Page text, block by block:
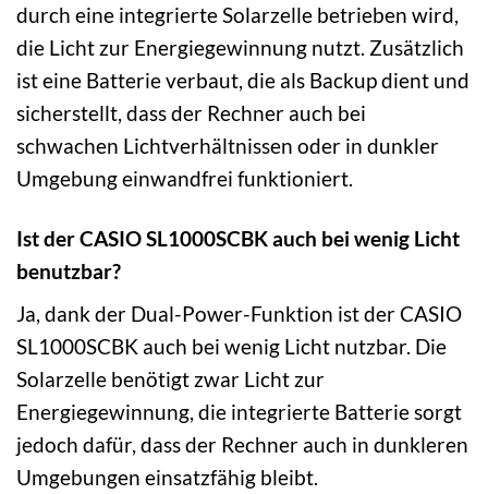
durch eine integrierte Solarzelle betrieben wird,
die Licht zur Energiegewinnung nutzt. Zusätzlich
ist eine Batterie verbaut, die als Backup dient und
sicherstellt, dass der Rechner auch bei
schwachen Lichtverhältnissen oder in dunkler
Umgebung einwandfrei funktioniert.
Ist der CASIO SL1000SCBK auch bei wenig Licht
benutzbar?
Ja, dank der Dual-Power-Funktion ist der CASIO
SL1000SCBK auch bei wenig Licht nutzbar. Die
Solarzelle benötigt zwar Licht zur
Energiegewinnung, die integrierte Batterie sorgt
jedoch dafür, dass der Rechner auch in dunkleren
Umgebungen einsatzfähig bleibt.